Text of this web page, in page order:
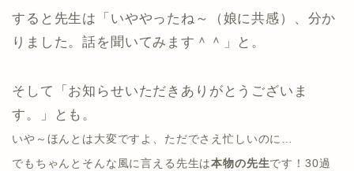
すると先生は「いややったね～（娘に共感）、分か
りました。話を聞いてみます＾＾」と。
そして「お知らせいただきありがとうございま
す。」とも。
いや～ほんとは大変ですよ、ただでさえ忙しいのに…
でもちゃんとそんな風に言える先生は本物の先生です！30過